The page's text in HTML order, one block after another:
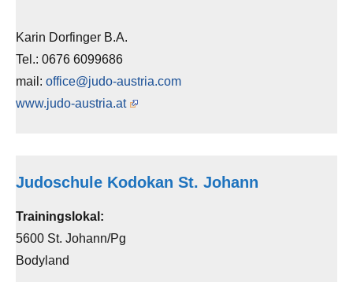
Karin Dorfinger B.A.
Tel.: 0676 6099686
mail: office@judo-austria.com
www.judo-austria.at
Judoschule Kodokan St. Johann
Trainingslokal:
5600 St. Johann/Pg
Bodyland